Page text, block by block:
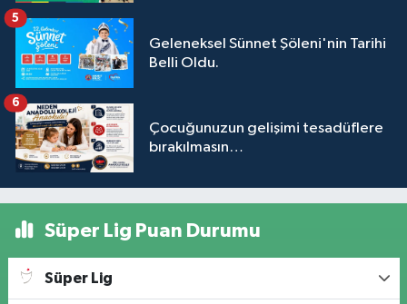
Geleneksel Sünnet Şöleni'nin Tarihi
Belli Oldu.
5
Çocuğunuzun gelişimi tesadüflere
bırakılmasın…
6
Süper Lig Puan Durumu
Süper Lig